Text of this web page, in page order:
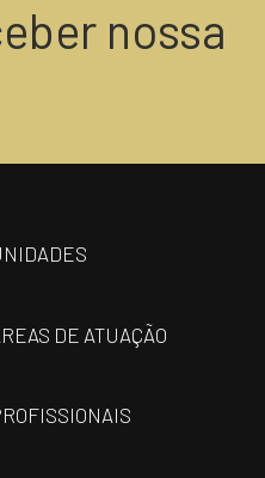
nossa
DE ATUAÇÃO